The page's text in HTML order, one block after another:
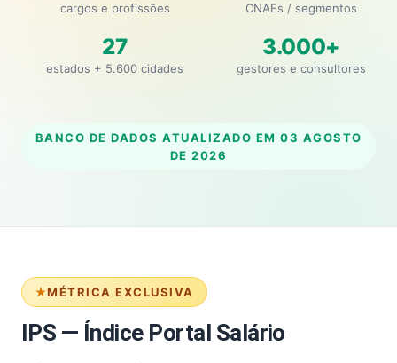
cargos e profissões CNAEs / segmentos
27
estados + 5.600 cidades
3.000+
gestores e consultores
BANCO DE DADOS ATUALIZADO EM 03 AGOSTO
DE 2026
MÉTRICA EXCLUSIVA
IPS — Índice Portal Salário